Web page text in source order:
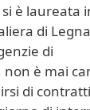
è laureata
di
di
è mai
di